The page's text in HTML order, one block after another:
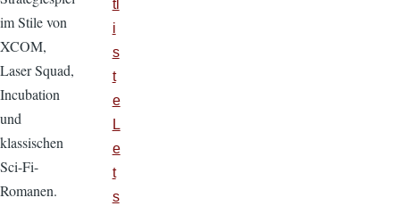
im Stile von
XCOM,
Laser Squad,
Incubation
und
klassischen
Sci-Fi-
Romanen.
tl
i
s
t
e
L
e
t
s